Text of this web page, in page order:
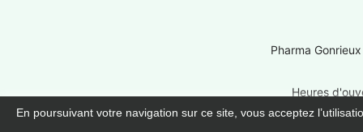
En poursuivant votre navigation sur ce site, vous acceptez
Pharma
Heures